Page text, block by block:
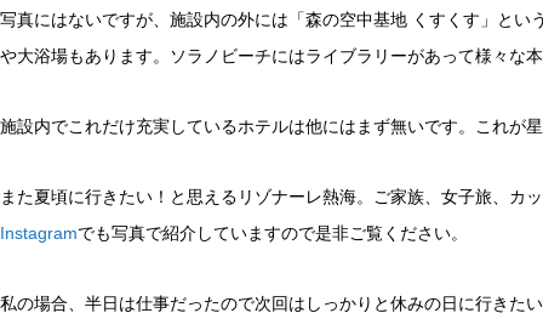
写真にはないですが、施設内の外には「森の空中基地 くすくす」と
や大浴場もあります。ソラノビーチにはライブラリーがあって様々な
施設内でこれだけ充実しているホテルは他にはまず無いです。これが
また夏頃に行きたい！と思えるリゾナーレ熱海。ご家族、女子旅、カ
Instagramでも写真で紹介していますので是非ご覧ください。
私の場合、半日は仕事だったので次回はしっかりと休みの日に行きた